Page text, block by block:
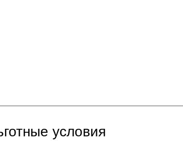
условия